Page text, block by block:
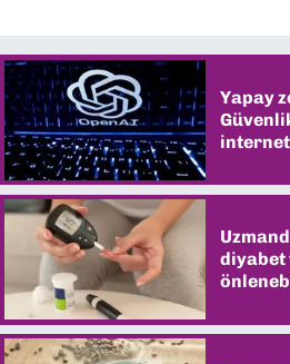
Yapay
diyabet